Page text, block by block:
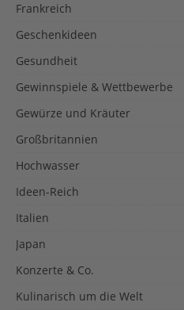
Frankreich
Geschenkideen
Gesundheit
Gewinnspiele & Wettbewerbe
Gewürze und Kräuter
Großbritannien
Hochwasser
Ideen-Reich
Italien
Japan
Konzerte & Co.
Kulinarisch um die Welt